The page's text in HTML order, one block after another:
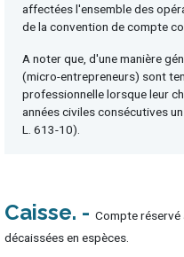
affectées l'ensemble des
de la convention de compte
A noter que, d'une manière
(micro-entrepreneurs) sont
professionnelle lorsque leur
années civiles consécutives
L. 613-10).
Caisse
Compte réservé
décaissées en espèces.